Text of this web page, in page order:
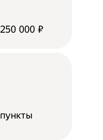
000 ₽